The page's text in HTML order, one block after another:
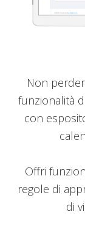
Non
funzionalità
con
Offri
regole di
di